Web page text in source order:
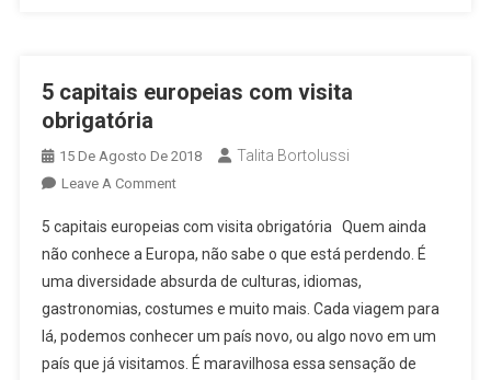
5 capitais europeias com visita
obrigatória
15 De Agosto De 2018 Talita Bortolussi
Leave A CommentOn
Capitais
Europeias
Com
Visita
Obrigatória
5 capitais europeias com visita obrigatória Quem ainda
não conhece a Europa, não sabe o que está perdendo. É
uma diversidade absurda de culturas, idiomas,
gastronomias, costumes e muito mais. Cada viagem para
lá, podemos conhecer um país novo, ou algo novo em um
país que já visitamos. É maravilhosa essa sensação de